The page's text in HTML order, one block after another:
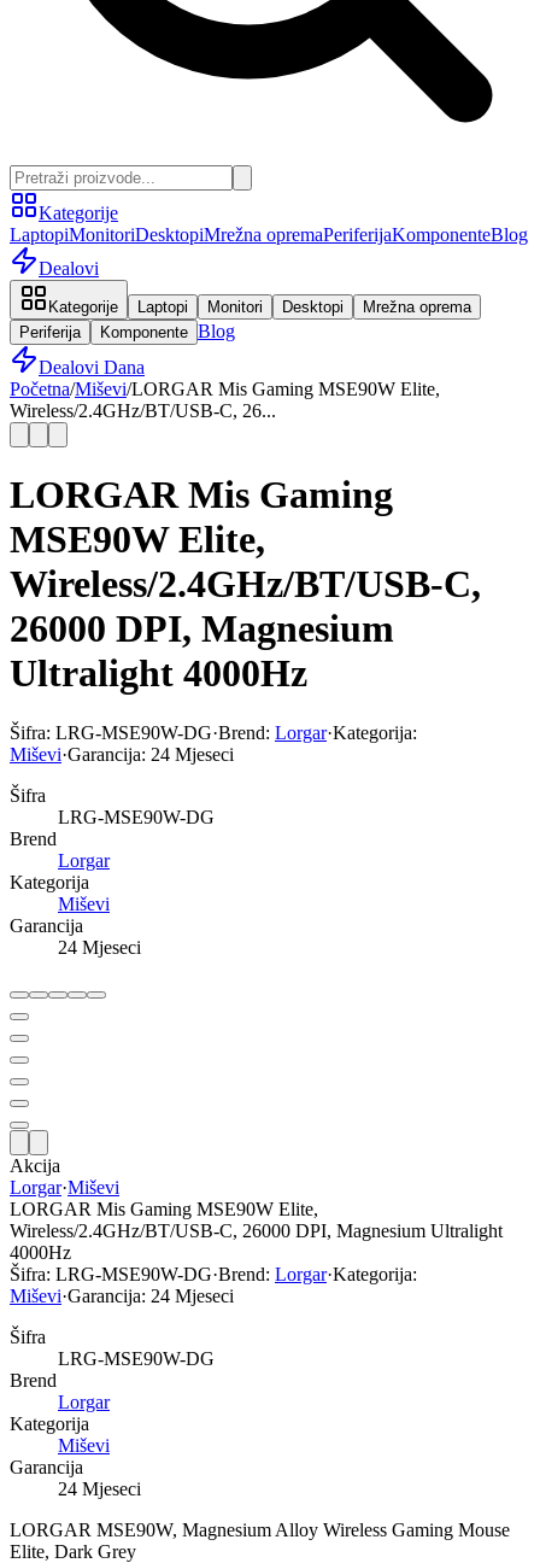
Kategorije
LaptopiMonitoriDesktopiMrežna opremaPeriferijaKomponenteBlog
Dealovi
Kategorije Laptopi Monitori Desktopi
Mrežna oprema
Periferija
Komponente Blog
Dealovi Dana
Početna/Miševi/LORGAR Mis Gaming MSE90W Elite,
Wireless/2.4GHz/BT/USB-C, 26...
LORGAR Mis Gaming
MSE90W Elite,
Wireless/2.4GHz/BT/USB-C,
26000 DPI, Magnesium
Ultralight 4000Hz
Šifra: LRG-MSE90W-DG·Brend: Lorgar·Kategorija:
Miševi·Garancija: 24 Mjeseci
Šifra
LRG-MSE90W-DG
Brend
Lorgar
Kategorija
Miševi
Garancija
24 Mjeseci
Akcija
Lorgar·Miševi
LORGAR Mis Gaming MSE90W Elite,
Wireless/2.4GHz/BT/USB-C, 26000 DPI, Magnesium Ultralight
4000Hz
Šifra: LRG-MSE90W-DG·Brend: Lorgar·Kategorija:
Miševi·Garancija: 24 Mjeseci
Šifra
LRG-MSE90W-DG
Brend
Lorgar
Kategorija
Miševi
Garancija
24 Mjeseci
LORGAR MSE90W, Magnesium Alloy Wireless Gaming Mouse
Elite, Dark Grey